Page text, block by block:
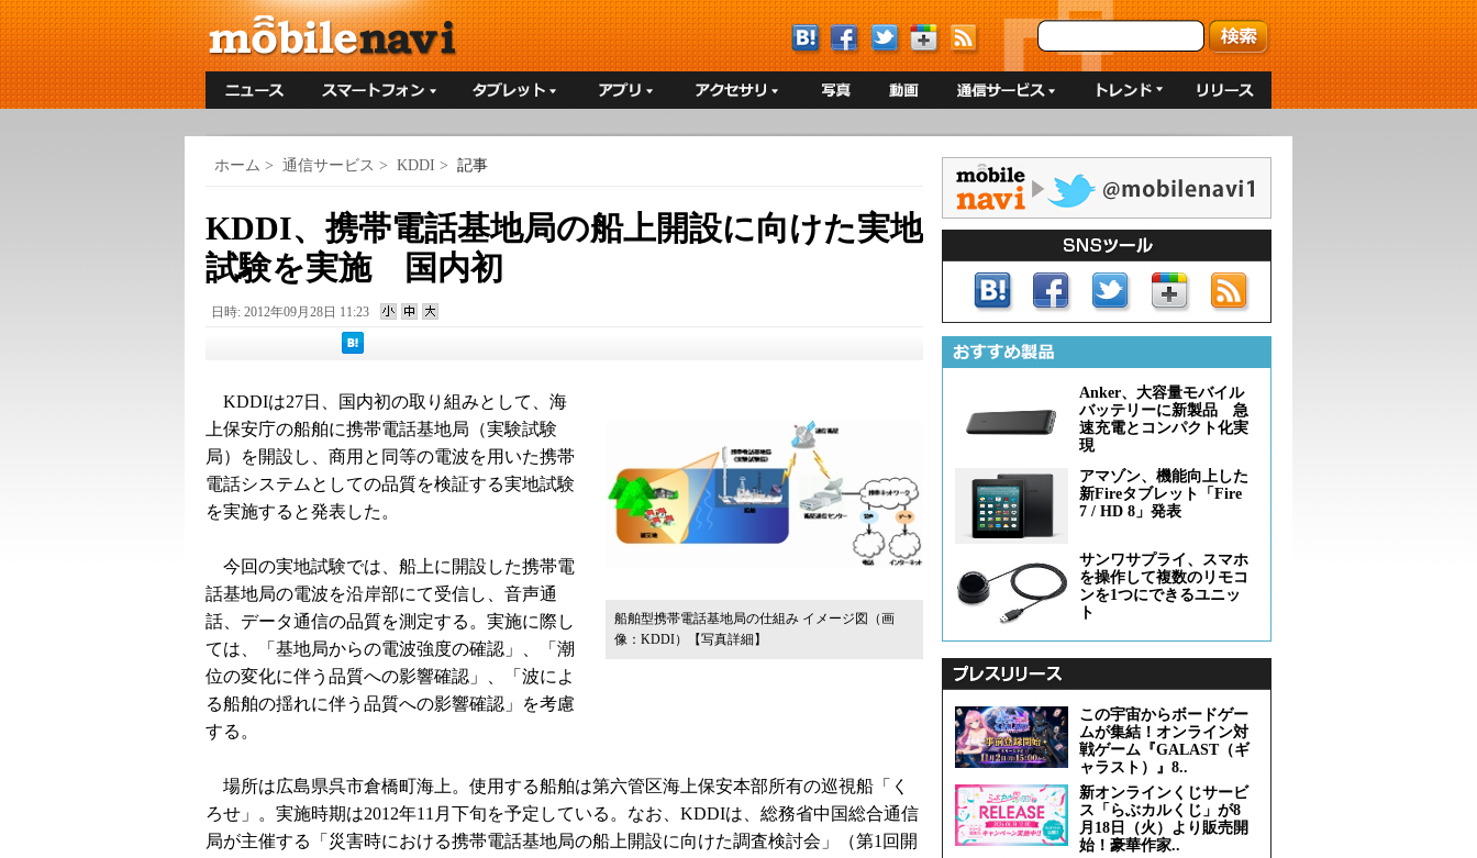
ホーム > 通信サービス > KDDI > 記事
KDDI、携帯電話基地局の船上開設に向けた実地
試験を実施 国内初
日時: 2012年09月28日 11:23
船舶型携帯電話基地局の仕組み イメージ図（画
像：KDDI）
【写真詳細】
KDDIは27日、国内初の取り組みとして、海
上保安庁の船舶に携帯電話基地局（実験試験
局）を開設し、商用と同等の電波を用いた携帯
電話システムとしての品質を検証する実地試験
を実施すると発表した。
今回の実地試験では、船上に開設した携帯電
話基地局の電波を沿岸部にて受信し、音声通
話、データ通信の品質を測定する。実施に際し
ては、「基地局からの電波強度の確認」、「潮
位の変化に伴う品質への影響確認」、「波によ
る船舶の揺れに伴う品質への影響確認」を考慮
する。
場所は広島県呉市倉橋町海上。使用する船舶は第六管区海上保安本部所有の巡視船「く
ろせ」。実施時期は2012年11月下旬を予定している。なお、KDDIは、総務省中国総合通信
局が主催する「災害時における携帯電話基地局の船上開設に向けた調査検討会」（第1回開
Anker、大容量モバイル
バッテリーに新製品 急
速充電とコンパクト化実
現
アマゾン、機能向上した
新Fireタブレット「Fire
7 / HD 8」発表
サンワサプライ、スマホ
を操作して複数のリモコ
ンを1つにできるユニッ
ト
この宇宙からボードゲー
ムが集結！オンライン対
戦ゲーム『GALAST（ギ
ャラスト）』8..
新オンラインくじサービ
ス「らぶカルくじ」が8
月18日（火）より販売開
始！豪華作家..